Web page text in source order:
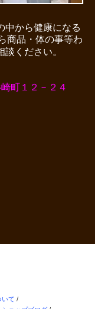
中から健康になる
商品・体の事等わ
ください。
町１２－２４
いて /